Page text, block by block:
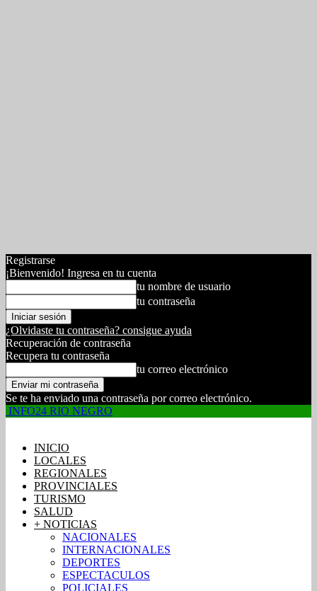
Registrarse
¡Bienvenido! Ingresa en tu cuenta
tu nombre de usuario
tu contraseña
¿Olvidaste tu contraseña? consigue ayuda
Recuperación de contraseña
Recupera tu contraseña
tu correo electrónico
Se te ha enviado una contraseña por correo electrónico.
INFO24 RIO NEGRO
INICIO
LOCALES
REGIONALES
PROVINCIALES
TURISMO
SALUD
+ NOTICIAS
NACIONALES
INTERNACIONALES
DEPORTES
ESPECTACULOS
POLICIALES